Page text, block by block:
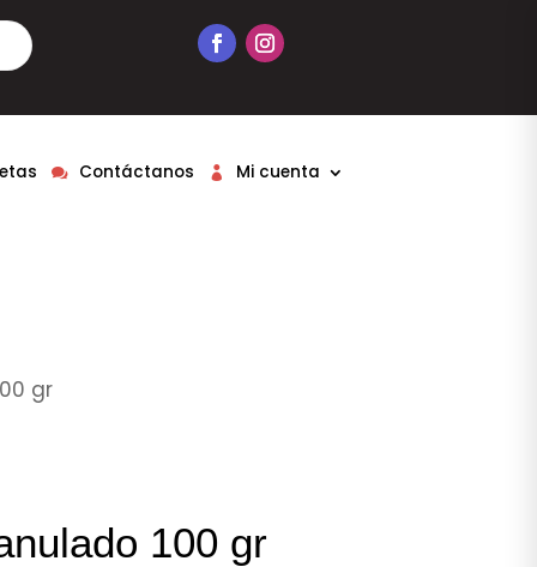
Contáctanos Mi cuenta
gr
100 gr